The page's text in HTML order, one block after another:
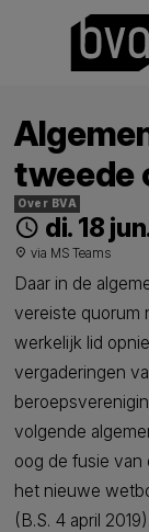
tweede
Over BVA
schedule di. 18
place via MS Teams
Daar in de
vereiste quorum
werkelijk lid
vergaderingen
volgende
oog de fusie van
het nieuwe
(B.S. 4 april 2019).